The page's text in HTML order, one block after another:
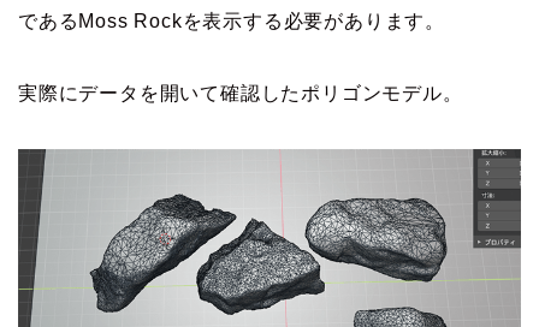
であるMoss Rockを表示する必要があります。
実際にデータを開いて確認したポリゴンモデル。